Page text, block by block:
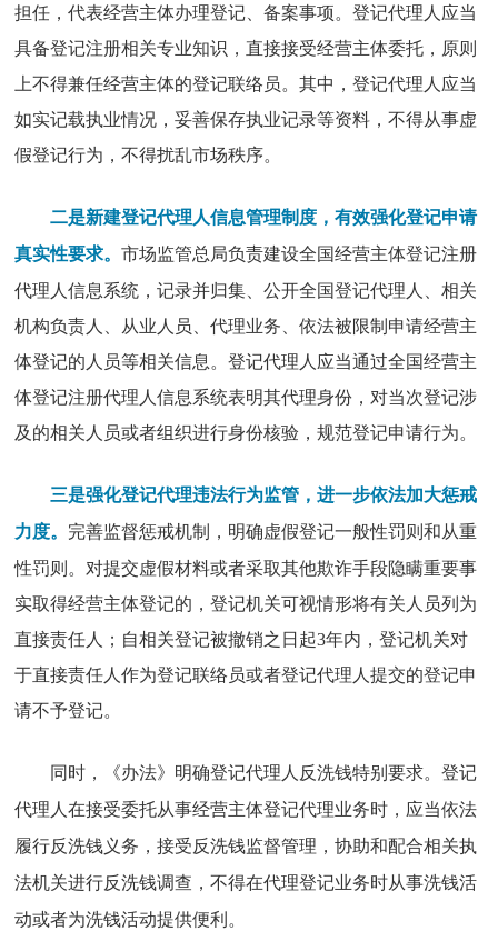
担任，代表经营主体办理登记、备案事项。登记代理人应当
具备登记注册相关专业知识，直接接受经营主体委托，原则
上不得兼任经营主体的登记联络员。其中，登记代理人应当
如实记载执业情况，妥善保存执业记录等资料，不得从事虚
假登记行为，不得扰乱市场秩序。
二是新建登记代理人信息管理制度，有效强化登记申请
真实性要求。市场监管总局负责建设全国经营主体登记注册
代理人信息系统，记录并归集、公开全国登记代理人、相关
机构负责人、从业人员、代理业务、依法被限制申请经营主
体登记的人员等相关信息。登记代理人应当通过全国经营主
体登记注册代理人信息系统表明其代理身份，对当次登记涉
及的相关人员或者组织进行身份核验，规范登记申请行为。
三是强化登记代理违法行为监管，进一步依法加大惩戒
力度。 完善监督惩戒机制，明确虚假登记一般性罚则和从重
性罚则。对提交虚假材料或者采取其他欺诈手段隐瞒重要事
实取得经营主体登记的，登记机关可视情形将有关人员列为
直接责任人；自相关登记被撤销之日起3年内，登记机关对
于直接责任人作为登记联络员或者登记代理人提交的登记申
请不予登记。
同时，《办法》明确登记代理人反洗钱特别要求。登记
代理人在接受委托从事经营主体登记代理业务时，应当依法
履行反洗钱义务，接受反洗钱监督管理，协助和配合相关执
法机关进行反洗钱调查，不得在代理登记业务时从事洗钱活
动或者为洗钱活动提供便利。